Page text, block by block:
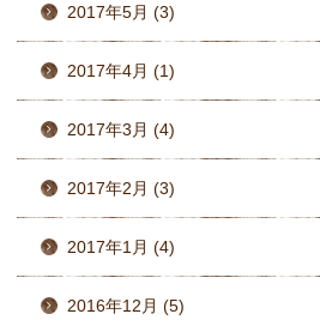
2017年5月 (3)
2017年4月 (1)
2017年3月 (4)
2017年2月 (3)
2017年1月 (4)
2016年12月 (5)